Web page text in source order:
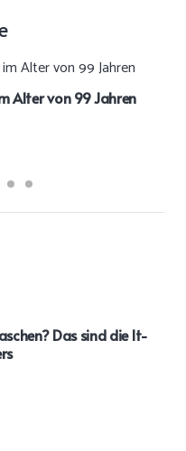
Alter von 99 Jahren
Das sind die It-